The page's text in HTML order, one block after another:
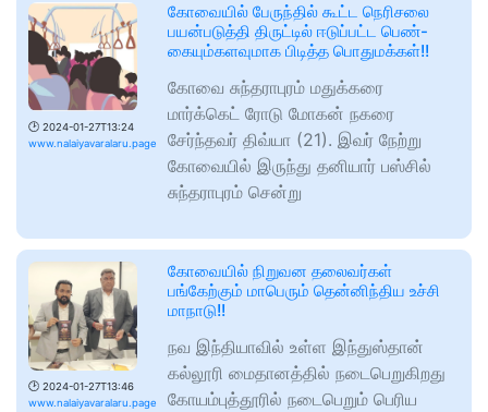
🕑 2024-01-27T13:24
www.nalaiyavaralaru.page
கோவையில் பேருந்தில் கூட்ட நெரிசலை
பயன்படுத்தி திருட்டில் ஈடுப்பட்ட பெண்-
கையும்களவுமாக பிடித்த பொதுமக்கள்!!
கோவை சுந்தராபுரம் மதுக்கரை
மார்க்கெட் ரோடு மோகன் நகரை
சேர்ந்தவர் திவ்யா (21). இவர் நேற்று
கோவையில் இருந்து தனியார் பஸ்சில்
சுந்தராபுரம் சென்று
🕑 2024-01-27T13:46
www.nalaiyavaralaru.page
கோவையில் நிறுவன தலைவர்கள்
பங்கேற்கும் மாபெரும் தென்னிந்திய உச்சி
மாநாடு!!
நவ இந்தியாவில் உள்ள இந்துஸ்தான்
கல்லூரி மைதானத்தில் நடைபெறுகிறது
கோயம்புத்தூரில் நடைபெறும் பெரிய